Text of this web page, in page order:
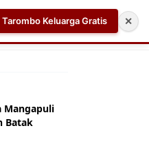
dan Pembuat Skrip Video
Mangapuli
Batak
Tarombo Keluarga Gratis ✕